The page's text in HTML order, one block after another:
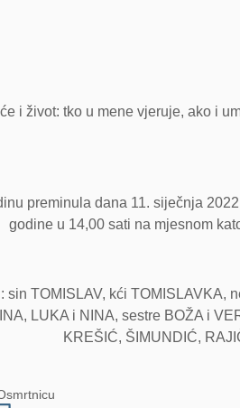
i život: tko u mene vjeruje, ako i
preminula dana 11. siječnja
godine u 14,00 sati na mjesnom
sin TOMISLAV, kći TOMISLAVKA,
LUKA i NINA, sestre BOŽA i
KREŠIĆ, ŠIMUNDIĆ,